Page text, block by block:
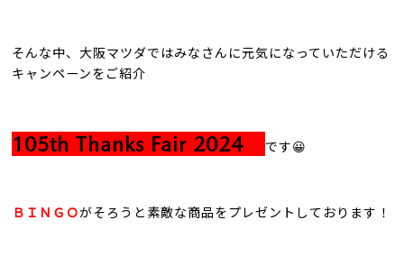
そんな中、大阪マツダではみなさんに元気になっていただける
キャンペーンをご紹介
105th Thanks Fair 2024 です😀
ＢＩＮＧＯがそろうと素敵な商品をプレゼントしております！